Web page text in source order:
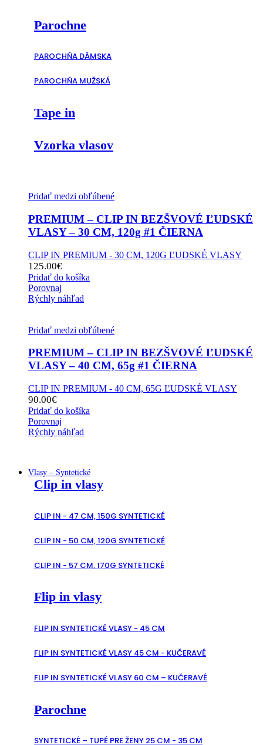
Parochne
PAROCHŇA DÁMSKA
PAROCHŇA MUŽSKÁ
Tape in
Vzorka vlasov
Pridať medzi obľúbené
PREMIUM – CLIP IN BEZŠVOVÉ ĽUDSKÉ
VLASY – 30 CM, 120g #1 ČIERNA
CLIP IN PREMIUM - 30 CM, 120G ĽUDSKÉ VLASY
125.00€
Pridať do košíka
Porovnaj
Rýchly náhľad
Pridať medzi obľúbené
PREMIUM – CLIP IN BEZŠVOVÉ ĽUDSKÉ
VLASY – 40 CM, 65g #1 ČIERNA
CLIP IN PREMIUM - 40 CM, 65G ĽUDSKÉ VLASY
90.00€
Pridať do košíka
Porovnaj
Rýchly náhľad
Vlasy – Syntetické
Clip in vlasy
CLIP IN - 47 CM, 150G SYNTETICKÉ
CLIP IN - 50 CM, 120G SYNTETICKÉ
CLIP IN - 57 CM, 170G SYNTETICKÉ
Flip in vlasy
FLIP IN SYNTETICKÉ VLASY - 45 CM
FLIP IN SYNTETICKÉ VLASY 45 CM - KUČERAVÉ
FLIP IN SYNTETICKÉ VLASY 60 CM – KUČERAVÉ
Parochne
SYNTETICKÉ – TUPÉ PRE ŽENY 25 CM - 35 CM